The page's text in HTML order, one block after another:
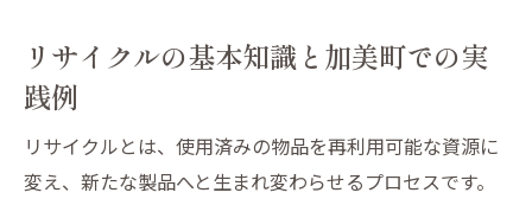
地元のプロが教える加美町での不用品買取の賢
い方法
不用品買取の流れと査定のポイント
加美町でおすすめの買取業者の選び方
リサイクルの基本知識と加美町での実
践例
リサイクルとは、使用済みの物品を再利用可能な資源に
変え、新たな製品へと生まれ変わらせるプロセスです。